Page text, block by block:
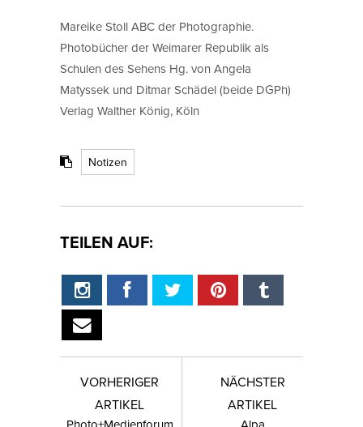
Mareike Stoll ABC der Photographie.
Photobücher der Weimarer Republik als
Schulen des Sehens Hg. von Angela
Matyssek und Ditmar Schädel (beide DGPh)
Verlag Walther König, Köln
Notizen
TEILEN AUF:
VORHERIGER
ARTIKEL
NÄCHSTER
ARTIKEL